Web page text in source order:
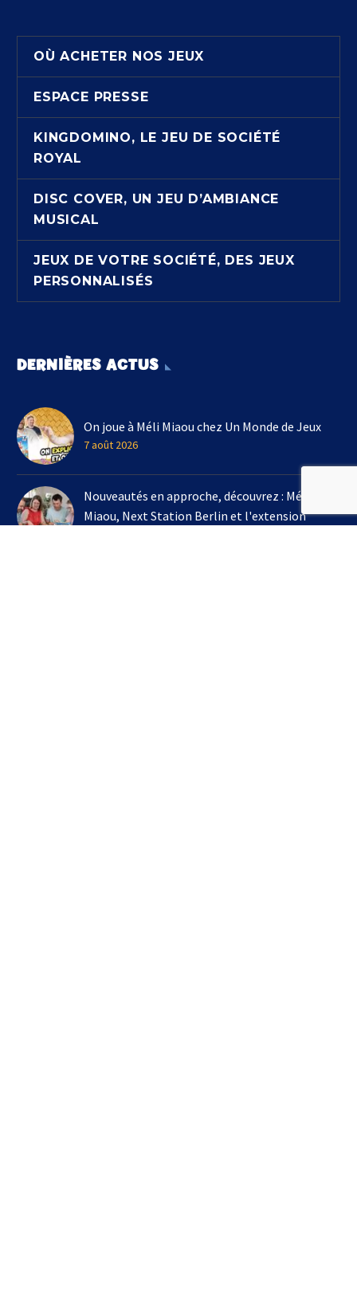
OÙ ACHETER NOS JEUX
ESPACE PRESSE
KINGDOMINO, LE JEU DE SOCIÉTÉ
ROYAL
DISC COVER, UN JEU D’AMBIANCE
MUSICAL
JEUX DE VOTRE SOCIÉTÉ, DES JEUX
PERSONNALISÉS
DERNIÈRES ACTUS
On joue à Méli Miaou chez Un Monde de Jeux
7 août 2026
Nouveautés en approche, découvrez : Méli
Miaou, Next Station Berlin et l'extension